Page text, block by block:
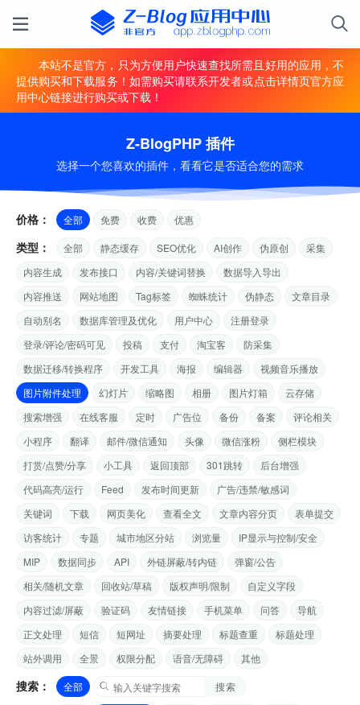
本站不是官方，只为方便用户快速查找所需且好用的应用，不
提供购买和下载服务！如需购买请联系开发者或点击详情页官方应
用中心链接进行购买或下载！
Z-BlogPHP 插件
选择一个您喜欢的插件，看看它是否适合您的需求
价格： 全部 免费 收费 优惠
类型： 全部 静态缓存 SEO优化 AI创作 伪原创
采集
内容生成
发布接口 内容/关键词替换
数据导入导出
内容推送
网站地图 Tag标签 蜘蛛统计 伪静态
文章目录
自动别名
数据库管理及优化 用户中心
注册登录
登录/评论/密码可见
投稿 支付 淘宝客
防采集
数据迁移/转换程序
开发工具 海报 编辑器
视频音乐播放
图片附件处理
幻灯片 缩略图 相册 图片灯箱
云存储
搜索增强
在线客服 定时 广告位 备份 备案
评论相关
小程序
翻译 邮件/微信通知 头像 微信涨粉
侧栏模块
打赏/点赞/分享
小工具 返回顶部 301跳转
后台增强
代码高亮/运行
Feed 发布时间更新
广告/违禁/敏感词
关键词
下载 网页美化 查看全文 文章内容分页
表单提交
访客统计
专题 城市地区分站 浏览量
IP显示与控制/安全
MIP
数据同步 API 外链屏蔽/转内链
弹窗/公告
相关/随机文章
回收站/草稿 版权声明/限制
自定义字段
内容过滤/屏蔽
验证码 友情链接 手机菜单 问答
导航
正文处理
短信 短网址 摘要处理 标题查重
标题处理
站外调用
全景 权限分配 语音/无障碍 其他
搜索： 全部 搜索